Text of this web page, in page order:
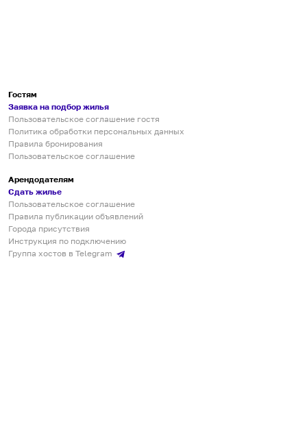
Гостям
Заявка на подбор жилья
Пользовательское соглашение гостя
Политика обработки персональных данных
Правила бронирования
Пользовательское соглашение
Арендодателям
Сдать жилье
Пользовательское соглашение
Правила публикации объявлений
Города присутствия
Инструкция по подключению
Группа хостов в Telegram